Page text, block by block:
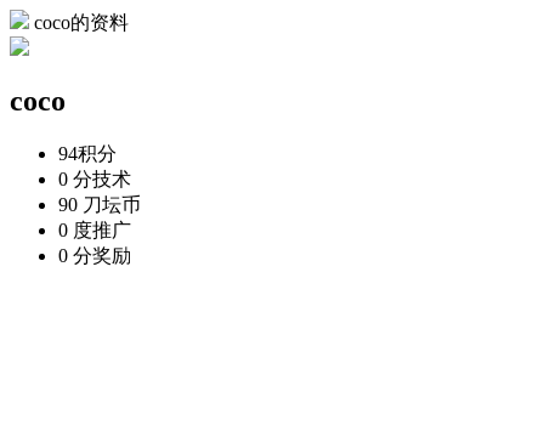
coco的资料
coco
94积分
0 分技术
90 刀坛币
0 度推广
0 分奖励